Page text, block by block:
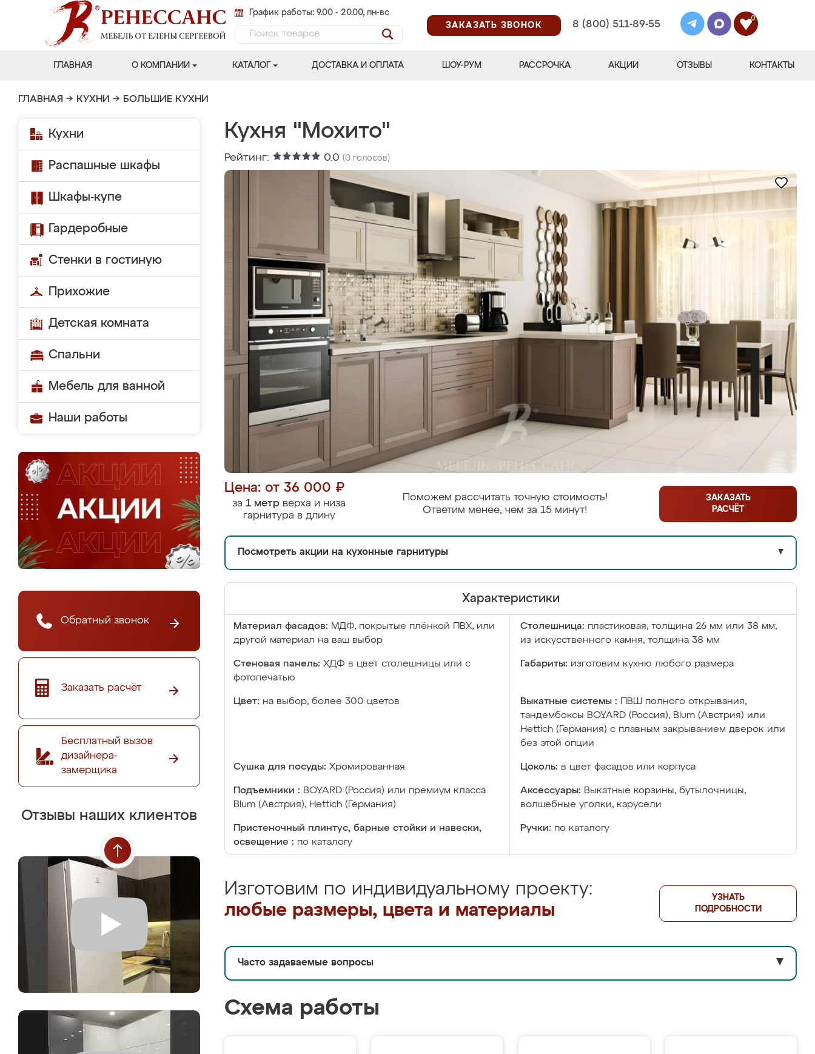
График работы: 9.00 - 20.00, пн-вс
ЗАКАЗАТЬ ЗВОНОК
8 (800) 511-89-55
0
ГЛАВНАЯ О КОМПАНИИ КАТАЛОГ ДОСТАВКА И ОПЛАТА ШОУ-РУМ РАССРОЧКА АКЦИИ ОТЗЫВЫ КОНТАКТЫ
ГЛАВНАЯ → КУХНИ → БОЛЬШИЕ КУХНИ
Кухни
Распашные шкафы
Шкафы-купе
Гардеробные
Стенки в гостиную
Прихожие
Детская комната
Спальни
Мебель для ванной
Наши работы
Обратный звонок
Заказать расчёт
Бесплатный вызов
дизайнера-
замерщика
Отзывы наших клиентов
Кухня "Мохито"
Рейтинг: 0.0 (0 голосов)
Цена: от 36 000 ₽
за 1 метр верха и низа
гарнитура в длину
Поможем рассчитать точную стоимость!
Ответим менее, чем за 15 минут!
ЗАКАЗАТЬ
РАСЧЁТ
Посмотреть акции на кухонные гарнитуры ▼
Характеристики
Материал фасадов: МДФ, покрытые плёнкой ПВХ, или
другой материал на ваш выбор
Столешница: пластиковая, толщина 26 мм или 38 мм;
из искусственного камня, толщина 38 мм
Стеновая панель: ХДФ в цвет столешницы или с
фотопечатью
Габариты: изготовим кухню любого размера
Цвет: на выбор, более 300 цветов Выкатные системы :
ПВШ полного открывания,
тандембоксы BOYARD (Россия), Blum (Австрия) или
Hettich (Германия) с плавным закрыванием дверок или
без этой опции
Сушка для посуды: Хромированная Цоколь: в цвет фасадов или корпуса
Подъемники : BOYARD (Россия) или премиум класса
Blum (Австрия), Hettich (Германия)
Аксессуары: Выкатные корзины, бутылочницы,
волшебные уголки, карусели
Пристеночный плинтус, барные стойки и навески,
освещение : по каталогу
Ручки: по каталогу
Изготовим по индивидуальному проекту:
любые размеры, цвета и материалы
УЗНАТЬ
ПОДРОБНОСТИ
Часто задаваемые вопросы ▼
Схема работы